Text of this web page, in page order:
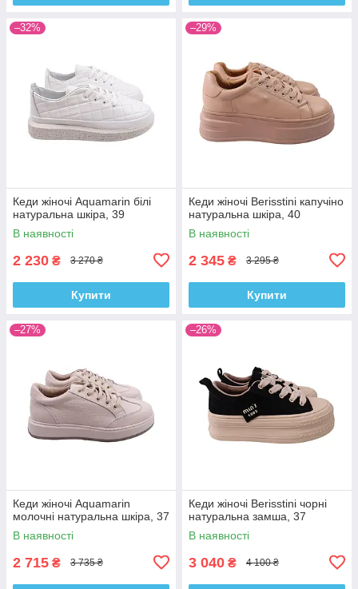
–32%
Кеди жіночі Aquamarin білі
натуральна шкіра, 39
В наявності
2 230 ₴ 3 270 ₴
Купити
–29%
Кеди жіночі Berisstini капучіно
натуральна шкіра, 40
В наявності
2 345 ₴ 3 295 ₴
Купити
–27%
Кеди жіночі Aquamarin
молочні натуральна шкіра, 37
В наявності
2 715 ₴ 3 735 ₴
–26%
Кеди жіночі Berisstini чорні
натуральна замша, 37
В наявності
3 040 ₴ 4 100 ₴